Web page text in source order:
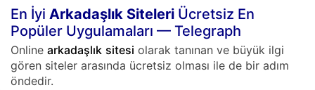
En İyi Arkadaşlık Siteleri Ücretsiz En
Popüler Uygulamaları — Telegraph
Online arkadaşlık sitesi olarak tanınan ve büyük ilgi
gören siteler arasında ücretsiz olması ile de bir adım
öndedir.